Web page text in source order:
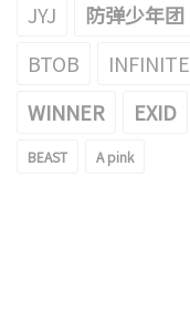
JYJ 防弹少年团
BTOB INFINITE
WINNER
EXID
BEAST A pink